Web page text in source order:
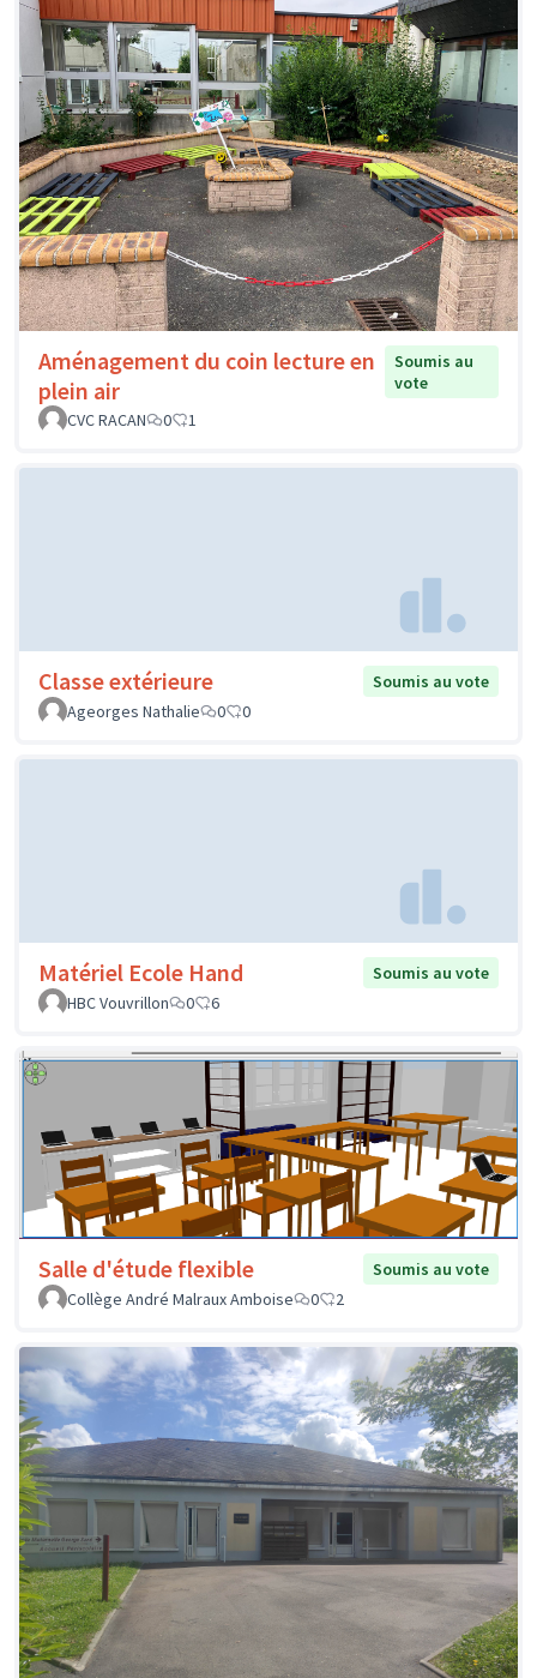
Aménagement du coin lecture en
plein air
Soumis au
vote
CVC RACAN
0 1
Classe extérieure
Soumis au vote
Ageorges Nathalie
0 0
Matériel Ecole Hand
Soumis au vote
HBC Vouvrillon
0 6
Salle d'étude flexible
Soumis au vote
Collège André Malraux Amboise
0 2